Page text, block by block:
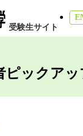
受験生サイト
ピックアッ